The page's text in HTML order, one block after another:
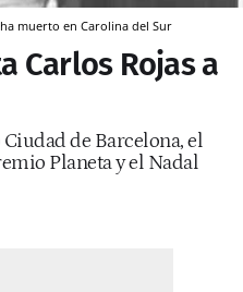
muerto en Carolina del Sur
Carlos Rojas a
de Barcelona, el
Planeta y el Nadal